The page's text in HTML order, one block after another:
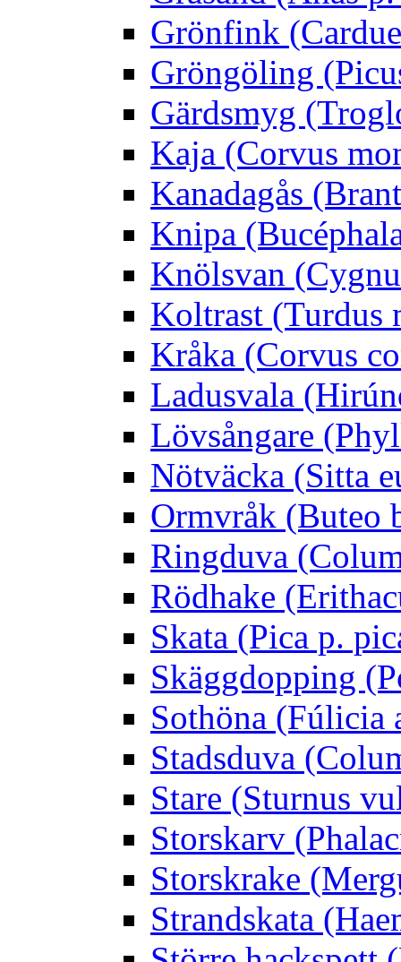
Grönfink
Gröngöling
Gärdsmyg
Kaja (Corvus
Kanadagås
Knipa
Knölsvan
Koltrast (Turdus
Kråka (Corvus
Ladusvala
Lövsångare
Nötväcka (Sitta
Ormvråk (Buteo
Ringduva
Rödhake
Skata (Pica p.
Skäggdopping
Sothöna (Fúlicia
Stadsduva
Stare (Sturnus
Storskarv
Storskrake
Strandskata